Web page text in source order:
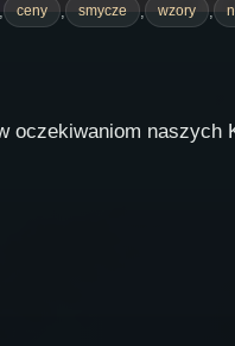
ceny , smycze , wzory ,